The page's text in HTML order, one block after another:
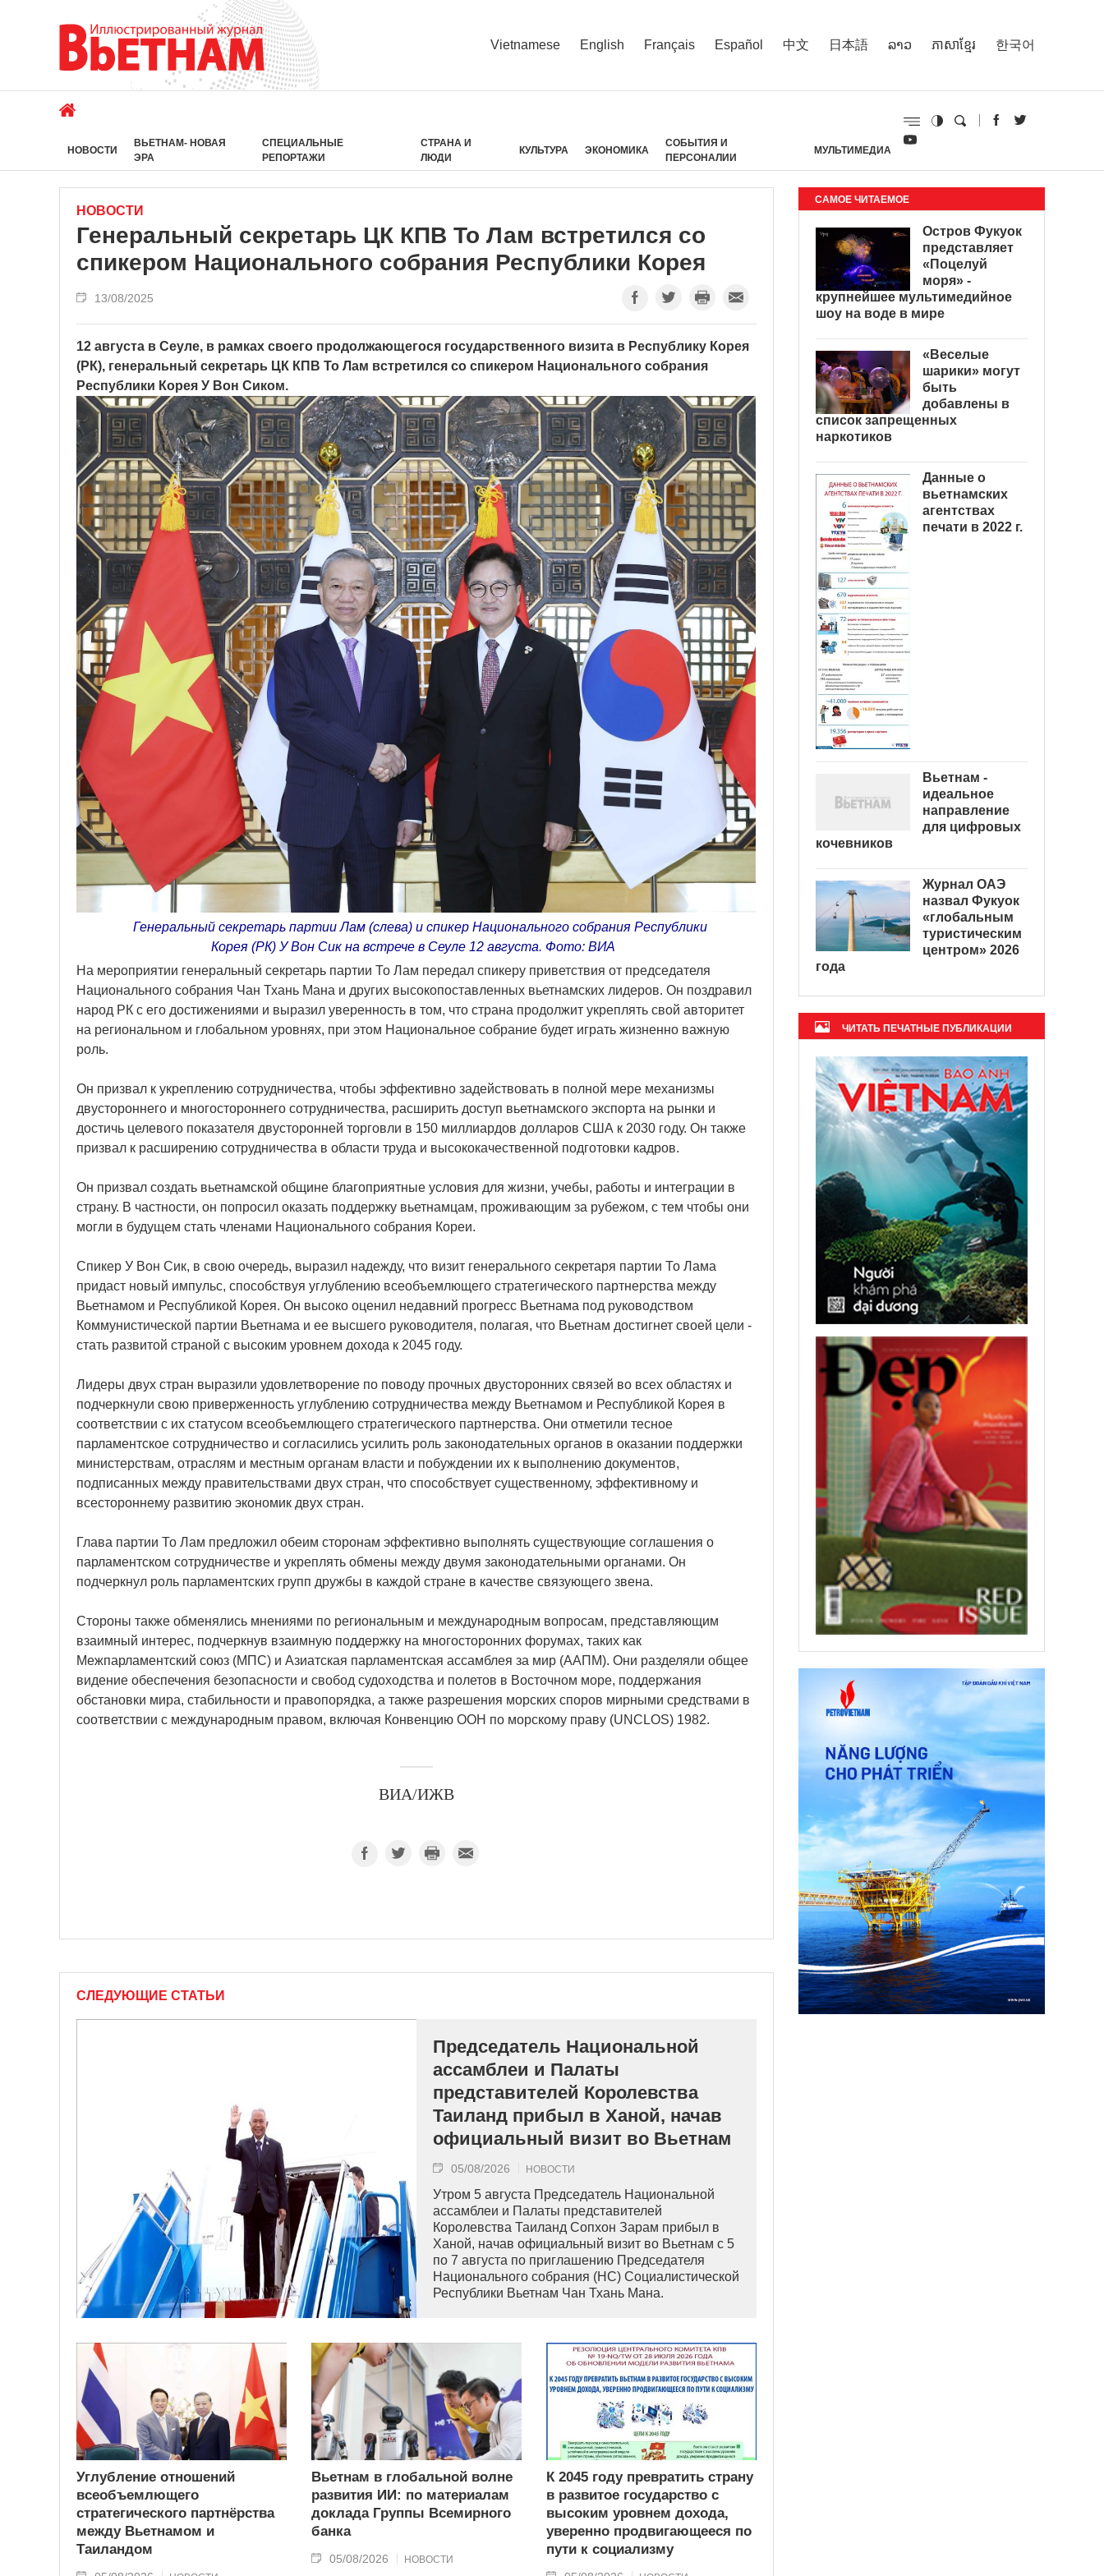
Vietnamese English Français Español 中文 日本語 ລາວ ភាសាខ្មែរ 한국어
НОВОСТИ
ВЬЕТНАМ- НОВАЯ
ЭРА
СПЕЦИАЛЬНЫЕ
РЕПОРТАЖИ
СТРАНА И
ЛЮДИ
КУЛЬТУРА ЭКОНОМИКА
СОБЫТИЯ И
ПЕРСОНАЛИИ
МУЛЬТИМЕДИА
НОВОСТИ
Генеральный секретарь ЦК КПВ То Лам встретился со
спикером Национального собрания Республики Корея
13/08/2025
12 августа в Сеуле, в рамках своего продолжающегося государственного визита в Республику Корея
(РК), генеральный секретарь ЦК КПВ То Лам встретился со спикером Национального собрания
Республики Корея У Вон Сиком.
Генеральный секретарь партии Лам (слева) и спикер Национального собрания Республики
Корея (РК) У Вон Сик на встрече в Сеуле 12 августа. Фото: ВИA
На мероприятии генеральный секретарь партии То Лам передал спикеру приветствия от председателя
Национального собрания Чан Тхань Мана и других высокопоставленных вьетнамских лидеров. Он поздравил
народ РК с его достижениями и выразил уверенность в том, что страна продолжит укреплять свой авторитет
на региональном и глобальном уровнях, при этом Национальное собрание будет играть жизненно важную
роль.
Он призвал к укреплению сотрудничества, чтобы эффективно задействовать в полной мере механизмы
двустороннего и многостороннего сотрудничества, расширить доступ вьетнамского экспорта на рынки и
достичь целевого показателя двусторонней торговли в 150 миллиардов долларов США к 2030 году. Он также
призвал к расширению сотрудничества в области труда и высококачественной подготовки кадров.
Он призвал создать вьетнамской общине благоприятные условия для жизни, учебы, работы и интеграции в
страну. В частности, он попросил оказать поддержку вьетнамцам, проживающим за рубежом, с тем чтобы они
могли в будущем стать членами Национального собрания Кореи.
Спикер У Вон Сик, в свою очередь, выразил надежду, что визит генерального секретаря партии То Лама
придаст новый импульс, способствуя углублению всеобъемлющего стратегического партнерства между
Вьетнамом и Республикой Корея. Он высоко оценил недавний прогресс Вьетнама под руководством
Коммунистической партии Вьетнама и ее высшего руководителя, полагая, что Вьетнам достигнет своей цели -
стать развитой страной с высоким уровнем дохода к 2045 году.
Лидеры двух стран выразили удовлетворение по поводу прочных двусторонних связей во всех областях и
подчеркнули свою приверженность углублению сотрудничества между Вьетнамом и Республикой Корея в
соответствии с их статусом всеобъемлющего стратегического партнерства. Они отметили тесное
парламентское сотрудничество и согласились усилить роль законодательных органов в оказании поддержки
министерствам, отраслям и местным органам власти и побуждении их к выполнению документов,
подписанных между правительствами двух стран, что способствует существенному, эффективному и
всестороннему развитию экономик двух стран.
Глава партии То Лам предложил обеим сторонам эффективно выполнять существующие соглашения о
парламентском сотрудничестве и укреплять обмены между двумя законодательными органами. Он
подчеркнул роль парламентских групп дружбы в каждой стране в качестве связующего звена.
Стороны также обменялись мнениями по региональным и международным вопросам, представляющим
взаимный интерес, подчеркнув взаимную поддержку на многосторонних форумах, таких как
Межпарламентский союз (МПС) и Азиатская парламентская ассамблея за мир (ААПМ). Они разделяли общее
видение обеспечения безопасности и свобод судоходства и полетов в Восточном море, поддержания
обстановки мира, стабильности и правопорядка, а также разрешения морских споров мирными средствами в
соответствии с международным правом, включая Конвенцию ООН по морскому праву (UNCLOS) 1982.
ВИА/ИЖВ
СЛЕДУЮЩИЕ СТАТЬИ
Председатель Национальной
ассамблеи и Палаты
представителей Королевства
Таиланд прибыл в Ханой, начав
официальный визит во Вьетнам
05/08/2026 НОВОСТИ
Утром 5 августа Председатель Национальной
ассамблеи и Палаты представителей
Королевства Таиланд Сопхон Зарам прибыл в
Ханой, начав официальный визит во Вьетнам с 5
по 7 августа по приглашению Председателя
Национального собрания (НС) Социалистической
Республики Вьетнам Чан Тхань Мана.
Углубление отношений
всеобъемлющего
стратегического партнёрства
между Вьетнамом и
Таиландом
Вьетнам в глобальной волне
развития ИИ: по материалам
доклада Группы Всемирного
банка
05/08/2026 НОВОСТИ
К 2045 году превратить страну
в развитое государство с
высоким уровнем дохода,
уверенно продвигающееся по
пути к социализму
САМОЕ ЧИТАЕМОЕ
Остров Фукуок
представляет
«Поцелуй
моря» -
крупнейшее мультимедийное
шоу на воде в мире
«Веселые
шарики» могут
быть
добавлены в
список запрещенных
наркотиков
Данные о
вьетнамских
агентствах
печати в 2022 г.
Вьетнам -
идеальное
направление
для цифровых
кочевников
Журнал ОАЭ
назвал Фукуок
«глобальным
туристическим
центром» 2026
года
ЧИТАТЬ ПЕЧАТНЫЕ ПУБЛИКАЦИИ